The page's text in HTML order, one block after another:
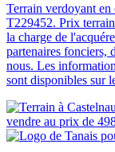
Terrain verdoyant
T229452. Prix
la charge de
partenaires fonciers,
nous. Les
sont disponibles sur